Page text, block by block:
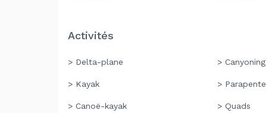
Activités
> Delta-plane > Canyoning
> Kayak > Parapente
> Canoë-kayak > Quads